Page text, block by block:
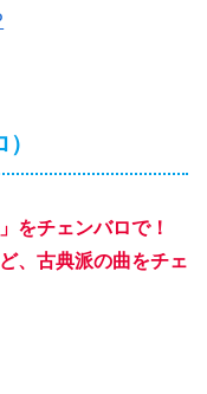
をチェンバロで！
、古典派の曲をチェ